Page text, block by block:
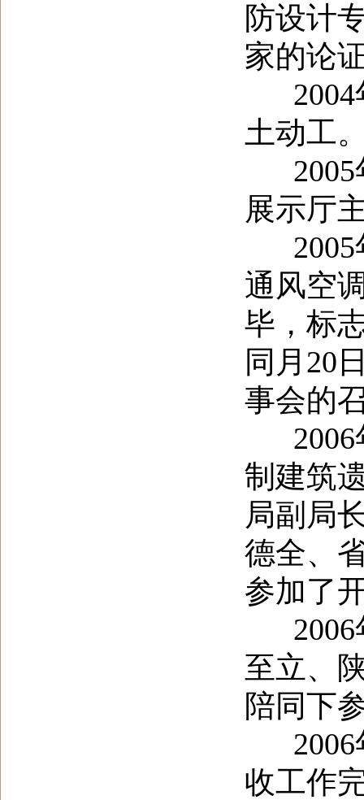
防设计
家的论
2004
土动工
2005
展示厅
2005
通风空
毕，标
同月20
事会的
2006
制建筑
局副局
德全、
参加了
2006
至立、
陪同下
2006
收工作